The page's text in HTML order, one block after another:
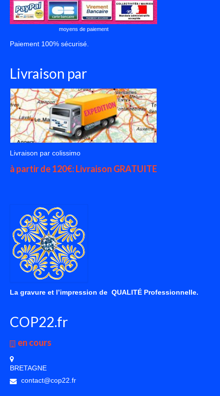
moyens de paiement
Paiement 100% sécurisé.
Livraison par
Livraison par colissimo
à partir de 120€: Livraison GRATUITE
La gravure et l’impression de QUALITÉ Professionnelle.
COP22.fr
en cours
BRETAGNE
contact@cop22.fr